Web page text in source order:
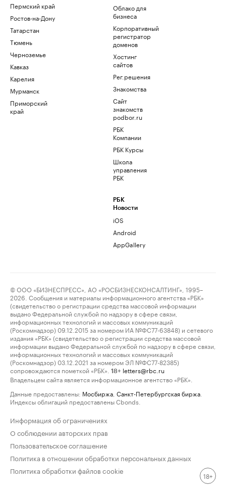
Пермский край
Ростов-на-Дону
Татарстан
Тюмень
Черноземье
Кавказ
Карелия
Мурманск
Приморский
край
Облако для
бизнеса
Корпоративный
регистратор
доменов
Хостинг
сайтов
Рег.решения
Знакомства
Сайт
знакомств
podbor.ru
РБК
Компании
РБК Курсы
Школа
управления
РБК
РБК
Новости
iOS
Android
AppGallery
© ООО «БИЗНЕСПРЕСС», АО «РОСБИЗНЕСКОНСАЛТИНГ», 1995–
2026. Сообщения и материалы информационного агентства «РБК»
(свидетельство о регистрации средства массовой информации
выдано Федеральной службой по надзору в сфере связи,
информационных технологий и массовых коммуникаций
(Роскомнадзор) 09.12.2015 за номером ИА №ФС77-63848) и сетевого
издания «РБК» (свидетельство о регистрации средства массовой
информации выдано Федеральной службой по надзору в сфере связи,
информационных технологий и массовых коммуникаций
(Роскомнадзор) 03.12.2021 за номером ЭЛ №ФС77-82385)
сопровождаются пометкой «РБК».
18+ letters@rbc.ru
Владельцем сайта является информационное агентство «РБК».
Данные предоставлены: Мосбиржа Санкт-Петербургская биржа
Индексы облигаций предоставлены Cbonds.
Информация об ограничениях
О соблюдении авторских прав
Пользовательское соглашение
Политика в отношении обработки персональных данных
Политика обработки файлов cookie
18+